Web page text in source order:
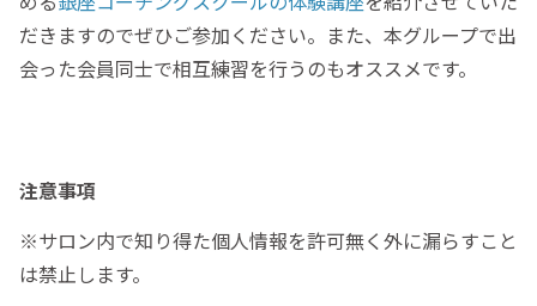
だきますのでぜひご参加ください。また、本グループで出
会った会員同士で相互練習を行うのもオススメです。
注意事項
※サロン内で知り得た個人情報を許可無く外に漏らすこと
は禁止します。